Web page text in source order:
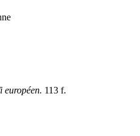
européen. 113 f.